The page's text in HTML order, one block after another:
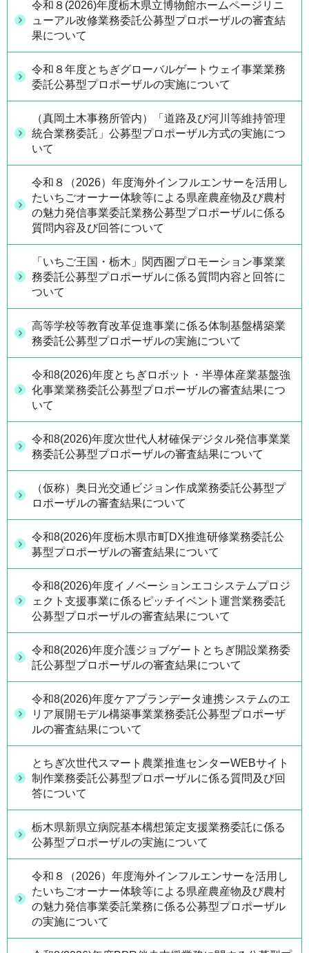
令和８(2026)年度栃木県立博物館ホームページリニ
ューアル改修業務委託公募型プロポーザルの審査結
果について
令和８年度とちぎグローバルゲートウェイ事業業務
委託公募型プロポーザルの実施について
（真岡土木事務所管内）「道路及び河川等維持管理
統合業務委託」公募型プロポーザル方式の実施につ
いて
令和８（2026）年度海外インフルエンサーを活用し
たいちごオーナー体験等による県産農産物及び農村
の魅力発信事業委託業務公募型プロポーザルに係る
質問内容及び回答について
「いちご王国・栃木」関西圏プロモーション事業業
務委託公募型プロポーザルに係る質問内容と回答に
ついて
高等学校等教育改革促進事業に係る体制基盤構築業
務委託公募型プロポーザルの実施について
令和8(2026)年度とちぎロボット・半導体産業基盤強
化事業業務委託公募型プロポーザルの審査結果につ
いて
令和8(2026)年度次世代人材確保デジタル発信事業業
務委託公募型プロポーザルの審査結果について
（仮称）奥日光交通ビジョン作成業務委託公募型プ
ロポーザルの審査結果について
令和8(2026)年度栃木県市町DX推進研修業務委託公
募型プロポーザルの審査結果について
令和8(2026)年度イノベーションエコシステムプロジ
ェクト支援事業に係るピッチイベント運営業務委託
公募型プロポーザルの審査結果について
令和8(2026)年度介護ジョブゲートとちぎ開設業務委
託公募型プロポーザルの審査結果について
令和8(2026)年度ケアプランデータ連携システムのエ
リア展開モデル構築事業業務委託公募型プロポーザ
ルの審査結果について
とちぎ次世代スマート農業推進センターWEBサイト
制作業務委託公募型プロポーザルに係る質問及び回
答について
栃木県新県立病院基本構想策定支援業務委託に係る
公募型プロポーザルの実施について
令和８（2026）年度海外インフルエンサーを活用し
たいちごオーナー体験等による県産農産物及び農村
の魅力発信事業委託業務に係る公募型プロポーザル
の実施について